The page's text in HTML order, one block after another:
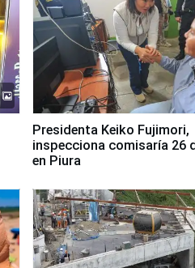
Presidenta Keiko Fujimori,
inspecciona comisaría 26
en Piura